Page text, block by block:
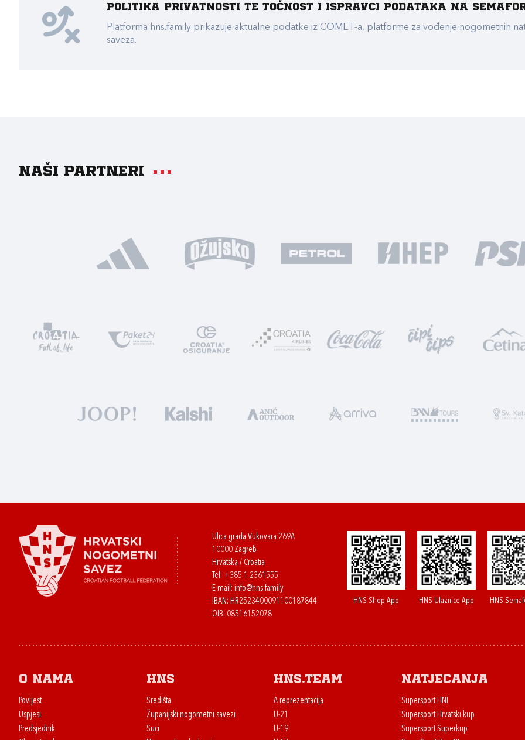
Politika privatnosti te točnost i ispravci podataka na
Platforma hns.family prikazuje aktualne podatke iz COMET-a, platforme za vođenje nogometnih
saveza.
Naši partneri
Ulica grada Vukovara 269A
10000 Zagreb
Hrvatska / Croatia
Tel: +385 1 2361555
E-mail: info@hns.family
IBAN: HR2523400091100187844
OIB: 08516152078
HNS Shop App HNS Ulaznice App HNS
O nama
Povijest
Uspjesi
Predsjednik
HNS
Središta
Županijski nogometni savezi
Suci
HNS.team
A reprezentacija
U-21
U-19
Natjecanja
Supersport HNL
Supersport Hrvatski kup
Supersport Superkup